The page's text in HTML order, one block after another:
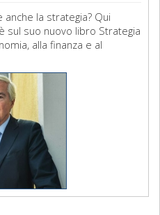
la strategia? Qui
sul suo nuovo libro Strategia
alla finanza e al